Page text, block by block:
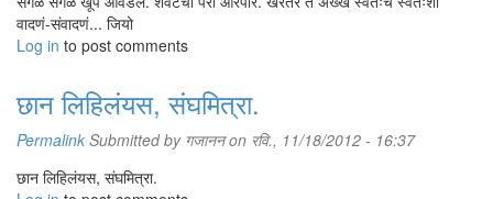
वादणं-संवादणं... जियो
Log in to post comments
छान लिहिलंयस, संघमित्रा.
Permalink Submitted by गजाननon रवि., 11/18/2012 - 16:37
छान लिहिलंयस, संघमित्रा.